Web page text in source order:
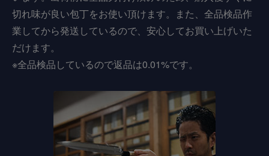
切れ味が良い包丁をお使い頂けます。また、全品検品作
業してから発送しているので、安心してお買い上げいた
だけます。
※全品検品しているので返品は0.01%です。